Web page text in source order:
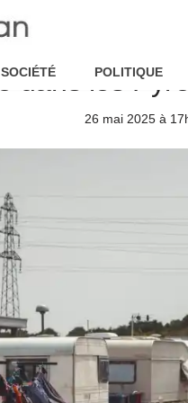
SOCIÉTÉ POLITIQUE
dans les
26 mai 2025 à